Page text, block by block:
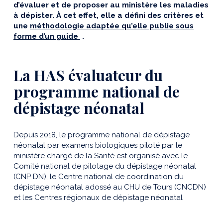
d’évaluer et de proposer au ministère les maladies
à dépister. À cet effet, elle a défini des critères et
une méthodologie adaptée qu’elle publie sous
forme d’un guide .
LaHAS évaluateur du
programme national de
dépistage néonatal
Depuis 2018, le programme national de dépistage
néonatal par examens biologiques piloté par le
ministère chargé de la Santé est organisé avec le
Comité national de pilotage du dépistage néonatal
(CNP DN), le Centre national de coordination du
dépistage néonatal adossé au CHU de Tours (CNCDN)
et les Centres régionaux de dépistage néonatal